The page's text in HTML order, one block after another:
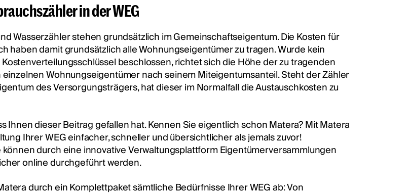
in der WEG
Wasserzähler stehen grundsätzlich im Gemeinschaftseigentum. Die Kosten für
haben damit grundsätzlich alle Wohnungseigentümer zu tragen. Wurde kein
beschlossen, richtet sich die Höhe der zu tragenden
Wohnungseigentümer nach seinem Miteigentumsanteil. Steht der Zähler
des Versorgungsträgers, hat dieser im Normalfall die Austauschkosten zu
Ihnen dieser Beitrag gefallen hat. Kennen Sie eigentlich schon Matera? Mit Matera
Ihrer WEG einfacher, schneller und übersichtlicher als jemals zuvor!
können durch eine innovative Verwaltungsplattform Eigentümerversammlungen
online durchgeführt werden.
durch ein Komplettpaket sämtliche Bedürfnisse Ihrer WEG ab: Von